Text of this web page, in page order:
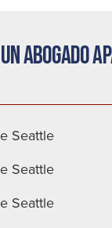
abogado
Seattle
Seattle
Seattle